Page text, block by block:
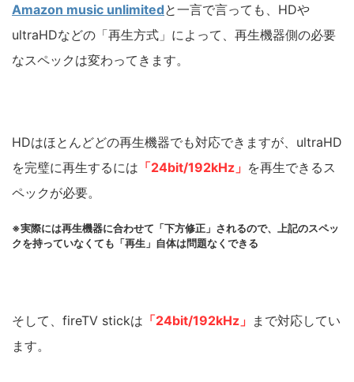
Amazon music unlimitedと一言で言っても、HDや
ultraHDなどの「再生方式」によって、再生機器側の必要
なスペックは変わってきます。
HDはほとんどどの再生機器でも対応できますが、ultraHD
を完璧に再生するには 「24bit/192kHz」 を再生できるス
ペックが必要。
※実際には再生機器に合わせて「下方修正」されるので、上記のスペッ
クを持っていなくても「再生」自体は問題なくできる
そして、fireTV stickは 「24bit/192kHz」 まで対応してい
ます。